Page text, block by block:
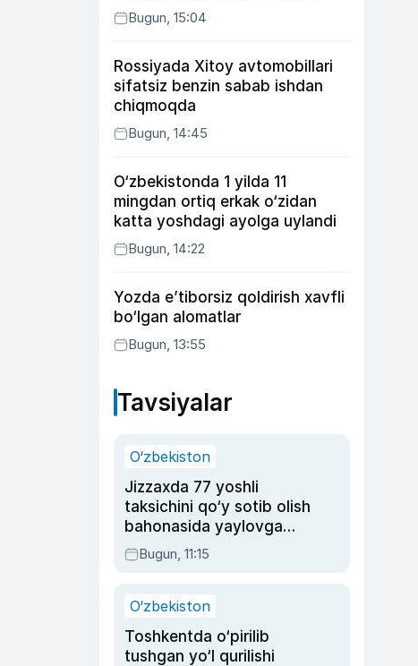
aktrisaning taqdiri qanday
kechdi?
Bugun, 15:04
Rossiyada Xitoy avtomobillari
sifatsiz benzin sabab ishdan
chiqmoqda
Bugun, 14:45
O‘zbekistonda 1 yilda 11
mingdan ortiq erkak o‘zidan
katta yoshdagi ayolga uylandi
Bugun, 14:22
Yozda e’tiborsiz qoldirish xavfli
bo‘lgan alomatlar
Bugun, 13:55
Tavsiyalar
O‘zbekiston
Jizzaxda 77 yoshli
taksichini qo‘y sotib olish
bahonasida yaylovga
olib borib o‘ldirgan yigit
20 yilga qamaldi
Bugun, 11:15
O‘zbekiston
Toshkentda o‘pirilib
tushgan yo‘l qurilishi